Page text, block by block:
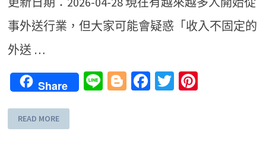
事外送行業，但大家可能會疑惑「收入不固定的
外送 …
Share LineBlogger
Facebook
Twitter
READ MORE